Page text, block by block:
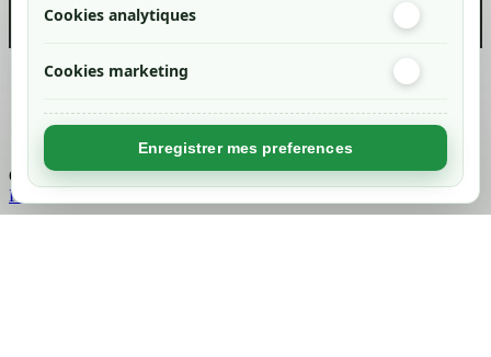
Cookies analytiques
Cookies marketing
Enregistrer mes preferences
Created byNageoconcept
Chargement...
Retour en haut